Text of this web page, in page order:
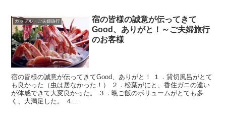
カップル・ご夫婦旅行
宿の皆様の誠意が伝ってきて
Good、ありがと！～ご夫婦旅行
のお客様
宿の皆様の誠意が伝ってきてGood、ありがと！ １．貸切風呂がとて
も良かった（虫は居なかった！） ２．松葉がにと、香住ガニの違い
が体感できて大変良かった。 ３．晩ご飯のボリュームがとても多
く、大満足した。 ４...